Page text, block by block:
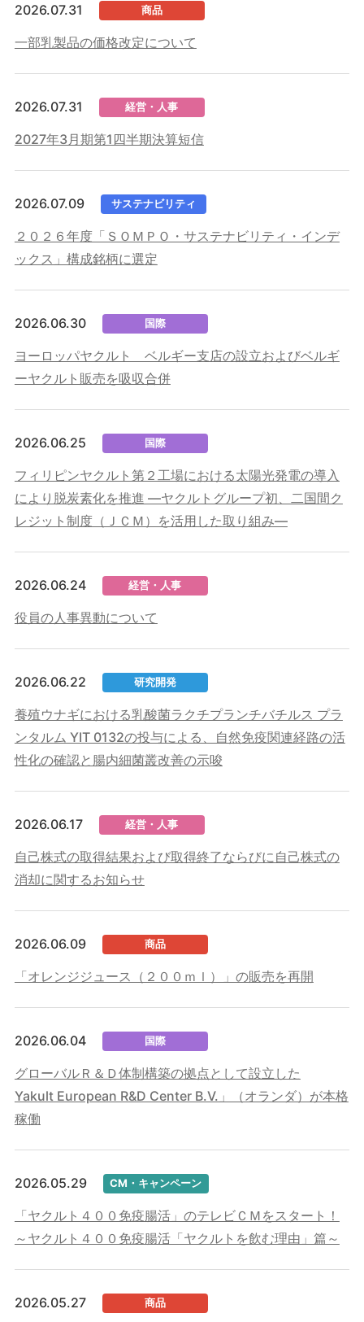
2026.07.31 商品
一部乳製品の価格改定について
2026.07.31 経営・人事
2027年3月期第1四半期決算短信
2026.07.09 サステナビリティ
２０２６年度「ＳＯＭＰＯ・サステナビリティ・インデ
ックス」構成銘柄に選定
2026.06.30 国際
ヨーロッパヤクルト ベルギー支店の設立およびベルギ
ーヤクルト販売を吸収合併
2026.06.25 国際
フィリピンヤクルト第２工場における太陽光発電の導入
により脱炭素化を推進 ―ヤクルトグループ初、二国間ク
レジット制度（ＪＣＭ）を活用した取り組み―
2026.06.24 経営・人事
役員の人事異動について
2026.06.22 研究開発
養殖ウナギにおける乳酸菌ラクチプランチバチルス プラ
ンタルム YIT 0132の投与による、自然免疫関連経路の活
性化の確認と腸内細菌叢改善の示唆
2026.06.17 経営・人事
自己株式の取得結果および取得終了ならびに自己株式の
消却に関するお知らせ
2026.06.09 商品
「オレンジジュース（２００ｍｌ）」の販売を再開
2026.06.04 国際
グローバルＲ＆Ｄ体制構築の拠点として設立した
Yakult European R&D Center B.V.」（オランダ）が本格
稼働
2026.05.29 CM・キャンペーン
「ヤクルト４００免疫腸活」のテレビＣＭをスタート！
～ヤクルト４００免疫腸活「ヤクルトを飲む理由」篇～
2026.05.27 商品